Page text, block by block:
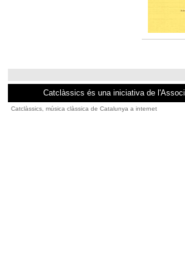
Catclàssics és una iniciativa de
Catclàssics, música clàssica de Catalunya a internet